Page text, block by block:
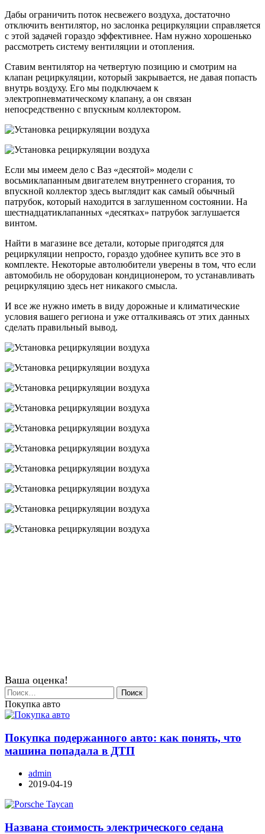
Дабы ограничить поток несвежего воздуха, достаточно
отключить вентилятор, но заслонка рециркуляции справляется
с этой задачей гораздо эффективнее. Нам нужно хорошенько
рассмотреть систему вентиляции и отопления.
Ставим вентилятор на четвертую позицию и смотрим на
клапан рециркуляции, который закрывается, не давая попасть
внутрь воздуху. Его мы подключаем к
электропневматическому клапану, а он связан
непосредственно с впускным коллектором.
Если мы имеем дело с Ваз «десятой» модели с
восьмиклапанным двигателем внутреннего сгорания, то
впускной коллектор здесь выглядит как самый обычный
патрубок, который находится в заглушенном состоянии. На
шестнадцатиклапанных «десятках» патрубок заглушается
винтом.
Найти в магазине все детали, которые пригодятся для
рециркуляции непросто, гораздо удобнее купить все это в
комплекте. Некоторые автолюбители уверены в том, что если
автомобиль не оборудован кондиционером, то устанавливать
рециркуляцию здесь нет никакого смысла.
И все же нужно иметь в виду дорожные и климатические
условия вашего региона и уже отталкиваясь от этих данных
сделать правильный вывод.
Ваша оценка!
Найти:
Покупка авто
Покупка подержанного авто: как понять, что
машина попадала в ДТП
admin
2019-04-19
Названа стоимость электрического седана